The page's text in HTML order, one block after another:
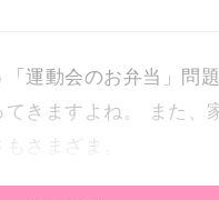
運動会のお弁当」問
きますよね。 また、
さまざま。
！種類やブランドな